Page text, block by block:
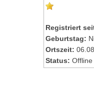
Registriert
Geburtstag:
Ortszeit:
Status: Offline